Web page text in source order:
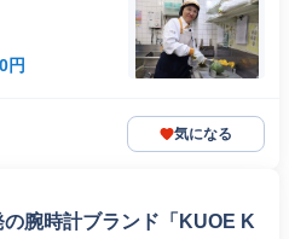
円
気になる
腕時計ブランド「KUOE K